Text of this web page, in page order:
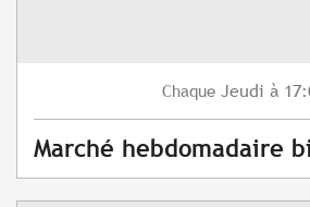
Chaque Jeudi à
Marché hebdomadaire